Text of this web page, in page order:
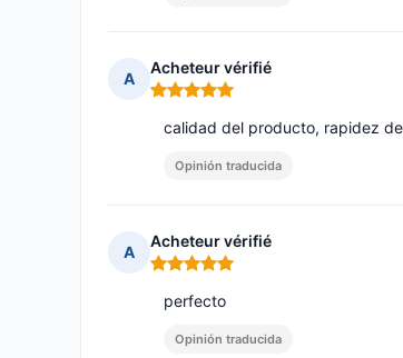
A
Acheteur vérifié
Nota: 5 de 5
calidad del producto, rapidez
Opinión traducida
A
Acheteur vérifié
Nota: 5 de 5
perfecto
Opinión traducida